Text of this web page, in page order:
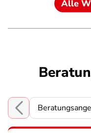
Alle
Choose a section